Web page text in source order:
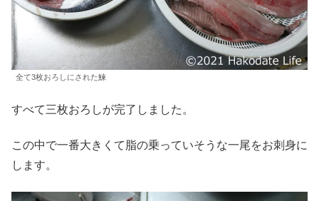
全て3枚おろしにされた鰊
すべて三枚おろしが完了しました。
この中で一番大きくて脂の乗っていそうな一尾をお刺身に
します。